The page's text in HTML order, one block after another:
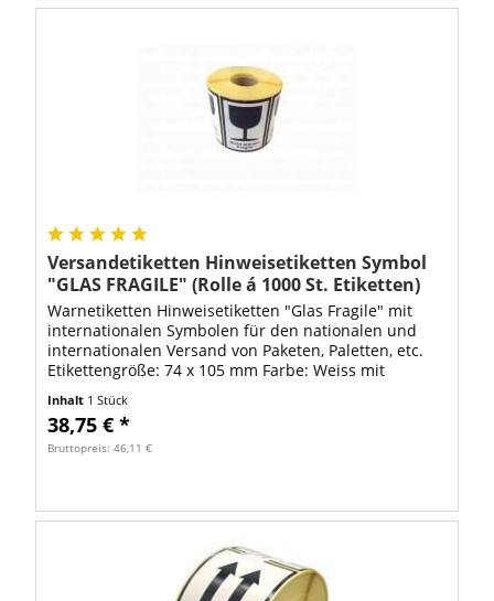
Versandetiketten Hinweisetiketten Symbol
"GLAS FRAGILE" (Rolle á 1000 St. Etiketten)
Warnetiketten Hinweisetiketten "Glas Fragile" mit
internationalen Symbolen für den nationalen und
internationalen Versand von Paketen, Paletten, etc.
Etikettengröße: 74 x 105 mm Farbe: Weiss mit
Inhalt 1 Stück
38,75 € *
Bruttopreis: 46,11 €